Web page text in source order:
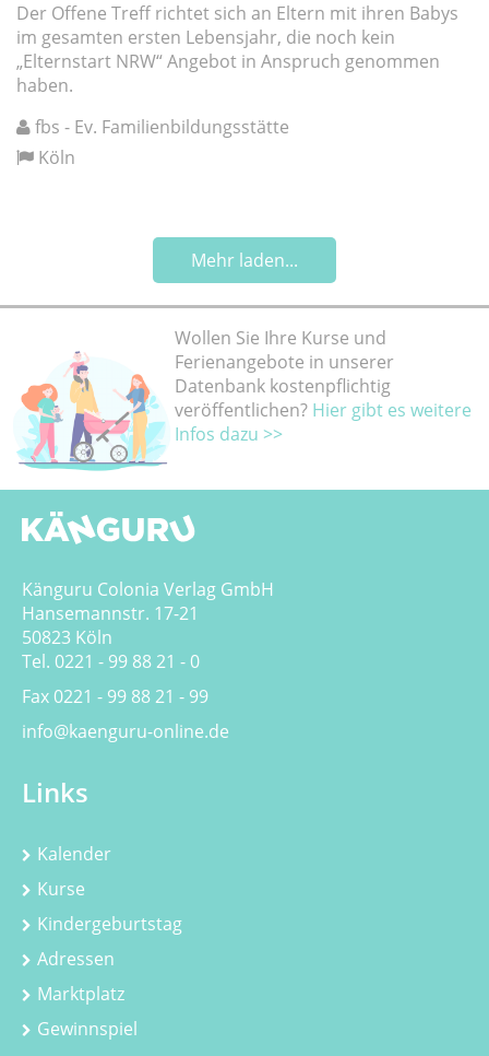
Der Offene Treff richtet sich an Eltern mit ihren Babys
im gesamten ersten Lebensjahr, die noch kein
„Elternstart NRW“ Angebot in Anspruch genommen
haben.
fbs - Ev. Familienbildungsstätte
Köln
Mehr laden...
Wollen Sie Ihre Kurse und
Ferienangebote in unserer
Datenbank kostenpflichtig
veröffentlichen? Hier gibt es weitere
Infos dazu >>
Känguru Colonia Verlag GmbH
Hansemannstr. 17-21
50823 Köln
Tel. 0221 - 99 88 21 - 0
Fax 0221 - 99 88 21 - 99
info@kaenguru-online.de
Links
Kalender
Kurse
Kindergeburtstag
Adressen
Marktplatz
Gewinnspiel